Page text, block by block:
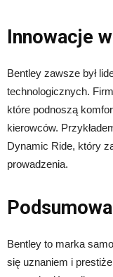
Innowacje
Bentley zawsze był
technologicznych.
które podnoszą
kierowców.
Dynamic Ride, który
prowadzenia.
Bentley to marka
się uznaniem i